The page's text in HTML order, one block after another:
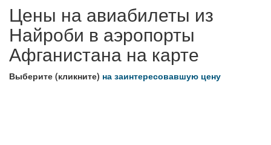
Цены на авиабилеты из
Найроби в аэропорты
Афганистана на карте
Выберите (кликните) на заинтересовавшую цену